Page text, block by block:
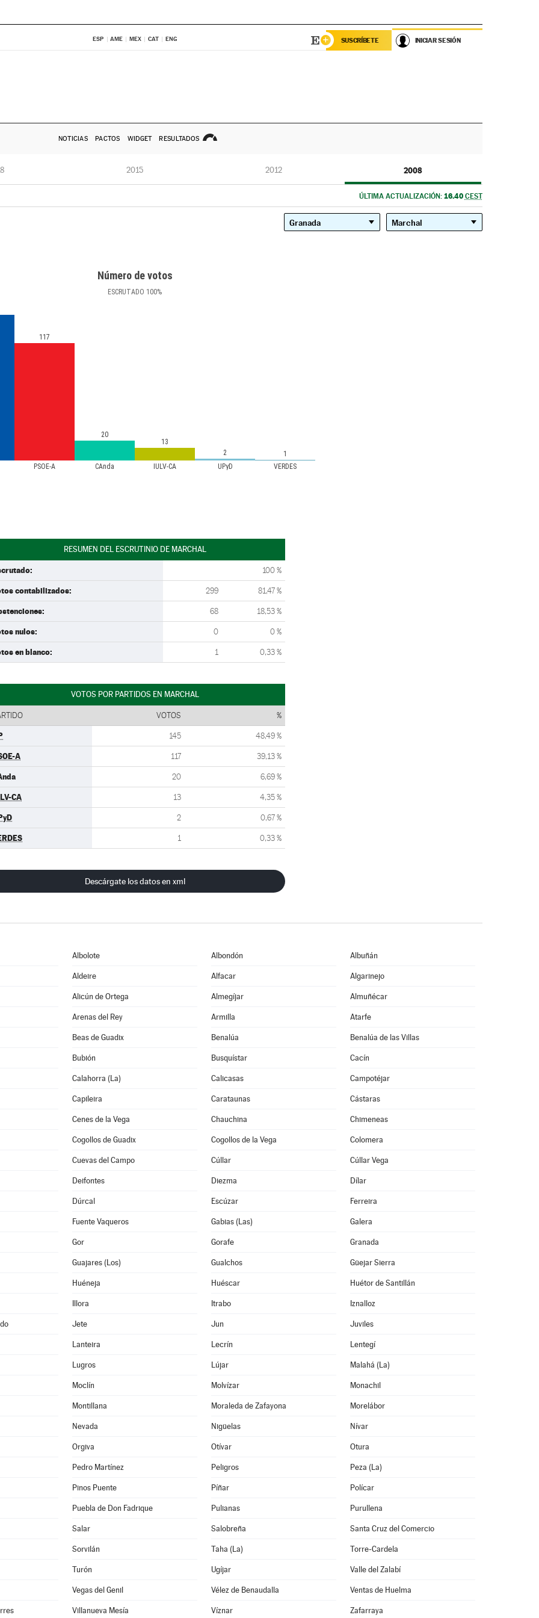
ESP AME MEX CAT ENG SUSCRÍBETE INICIAR SESIÓN
NOTICIAS PACTOS WIDGET RESULTADOS
2015 2012 2008
ÚLTIMA ACTUALIZACIÓN: 16.40 CEST
Número de votos
ESCRUTADO 100%
PSOE-A CAnda IULV-CA UPyD VERDES
117
20
13
2
1
RESUMEN DEL ESCRUTINIO DE MARCHAL
100 %
contabilizados: 299 81,47 %
68 18,53 %
nulos: 0 0 %
en blanco: 1 0,33 %
VOTOS POR PARTIDOS EN MARCHAL
VOTOS %
145 48,49 %
A 117 39,13 %
20 6,69 %
CA 13 4,35 %
2 0,67 %
1 0,33 %
Descárgate los datos en xml
Albolote Albondón Albuñán
Aldeire Alfacar Algarinejo
Alicún de Ortega Almegíjar Almuñécar
Arenas del Rey Armilla Atarfe
Beas de Guadix Benalúa Benalúa de las Villas
Bubión Busquístar Cacín
Calahorra (La) Calicasas Campotéjar
Capileira Carataunas Cástaras
Cenes de la Vega Chauchina Chimeneas
Cogollos de Guadix Cogollos de la Vega Colomera
Cuevas del Campo Cúllar Cúllar Vega
Deifontes Diezma Dílar
Dúrcal Escúzar Ferreira
Fuente Vaqueros Gabias (Las) Galera
Gor Gorafe Granada
Guajares (Los) Gualchos Güejar Sierra
Huéneja Huéscar Huétor de Santillán
Illora Itrabo Iznalloz
Jete Jun Juviles
Lanteira Lecrín Lentegí
Lugros Lújar Malahá (La)
Moclín Molvízar Monachil
Montillana Moraleda de Zafayona Morelábor
Nevada Nigüelas Nívar
Orgiva Otívar Otura
Pedro Martínez Peligros Peza (La)
Pinos Puente Píñar Polícar
Puebla de Don Fadrique Pulianas Purullena
Salar Salobreña Santa Cruz del Comercio
Sorvilán Taha (La) Torre-Cardela
Turón Ugíjar Valle del Zalabí
Vegas del Genil Vélez de Benaudalla Ventas de Huelma
Villanueva Mesía Víznar Zafarraya